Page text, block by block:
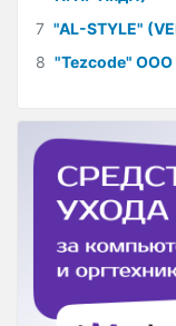
7 "AL-STYLE"
8 "Tezcode" ООО